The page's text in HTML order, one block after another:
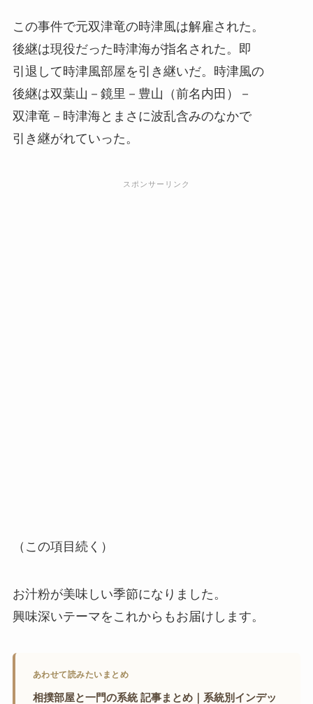
この事件で元双津竜の時津風は解雇された。
後継は現役だった時津海が指名された。即
引退して時津風部屋を引き継いだ。時津風の
後継は双葉山－鏡里－豊山（前名内田）－
双津竜－時津海とまさに波乱含みのなかで
引き継がれていった。
スポンサーリンク
（この項目続く）
お汁粉が美味しい季節になりました。
興味深いテーマをこれからもお届けします。
あわせて読みたいまとめ
相撲部屋と一門の系統 記事まとめ｜系統別インデッ